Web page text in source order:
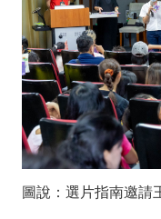
圖說：選片指南邀請